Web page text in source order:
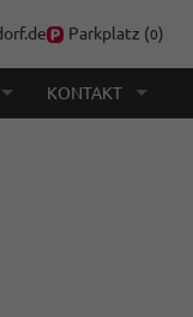
Parkplatz (0)
KONTAKT